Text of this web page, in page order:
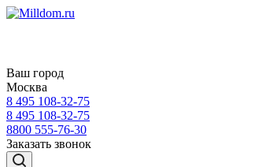
Ваш город
Москва
8 495 108-32-75
8 495 108-32-75
8800 555-76-30
Заказать звонок